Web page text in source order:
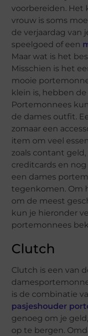
voorbereiden. Het
vrouw is soms
de verjaardag van
speelgoed of een
Maar wat is het
Misschien is het
mooie
klein is, hebben
Portemonnees
de dames outfit.
zomaar een
item om veel
zoals contant
creditcards en nog
een dames
tegenkomen. Om
om de meest
kun je hieronder
portemonnees
Clutch
Clutch is een van
is de combinatie
pasjeshouder
genoeg om je
op te bergen.